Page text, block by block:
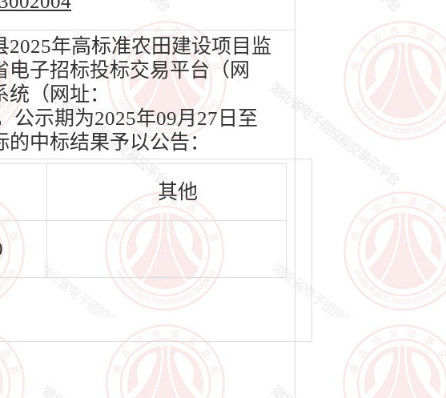
年高标准农田建设项目监
子招标投标交易平台（网
统（网址：
公示期为2025年09月27日至
中标结果予以公告：
其他